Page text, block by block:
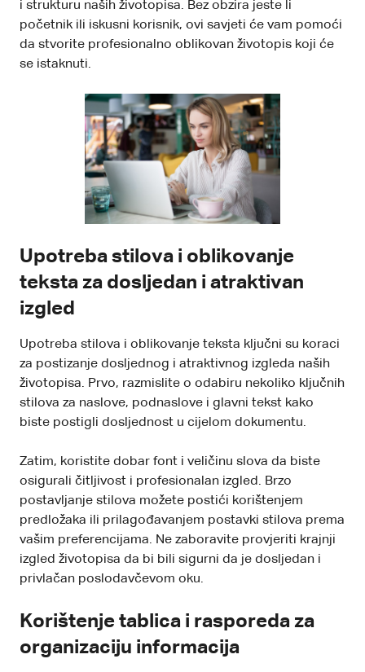
i strukturu naših životopisa. Bez obzira jeste li
početnik ili iskusni korisnik, ovi savjeti će vam pomoći
da stvorite profesionalno oblikovan životopis koji će
se istaknuti.
Upotreba stilova i oblikovanje
teksta za dosljedan i atraktivan
izgled
Upotreba stilova i oblikovanje teksta ključni su koraci
za postizanje dosljednog i atraktivnog izgleda naših
životopisa. Prvo, razmislite o odabiru nekoliko ključnih
stilova za naslove, podnaslove i glavni tekst kako
biste postigli dosljednost u cijelom dokumentu.
Zatim, koristite dobar font i veličinu slova da biste
osigurali čitljivost i profesionalan izgled. Brzo
postavljanje stilova možete postići korištenjem
predložaka ili prilagođavanjem postavki stilova prema
vašim preferencijama. Ne zaboravite provjeriti krajnji
izgled životopisa da bi bili sigurni da je dosljedan i
privlačan poslodavčevom oku.
Korištenje tablica i rasporeda za
organizaciju informacija